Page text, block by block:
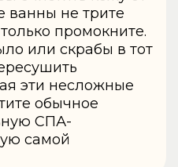
ванны не трите
промокните.
или скрабы в тот
эти несложные
обычное
СПА-
самой